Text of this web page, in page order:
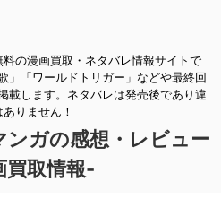
の漫画買取・ネタバレ情報サイトで
」「ワールドトリガー」などや最終回
載します。ネタバレは発売後であり違
りません！
ンガの感想・レビュー
買取情報-